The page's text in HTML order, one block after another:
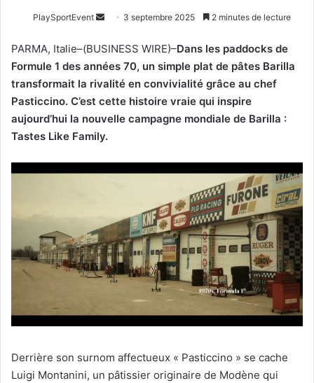
PlaySportEvent
Envoyer
courriel
3 septembre 2025 2 minutes de lecture
PARMA, Italie–(BUSINESS WIRE)–Dans les paddocks de
Formule 1 des années 70, un simple plat de pâtes Barilla
transformait la rivalité en convivialité grâce au chef
Pasticcino. C’est cette histoire vraie qui inspire
aujourd’hui la nouvelle campagne mondiale de Barilla :
Tastes Like Family.
Derrière son surnom affectueux « Pasticcino » se cache
Luigi Montanini, un pâtissier originaire de Modène qui